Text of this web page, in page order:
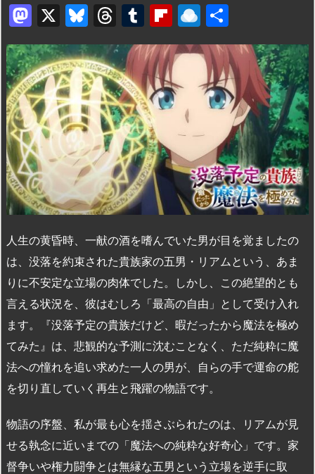
M
a
st
o
d
o
n
X
Bl
u
e
s
k
y
T
hr
e
a
d
s
T
u
m
bl
r
Fl
ip
b
o
ar
d
R
ai
n
dr
o
p.
io
有
人生の黄昏時、一献の酒を嗜んでいた男が目を覚ましたの
は、没落を約束された貴族家の五男・リアムという、あま
りに不安定な立場の肉体でした。しかし、この絶望的とも
言える状況を、彼はむしろ「最高の自由」として受け入れ
ます。『没落予定の貴族だけど、暇だったから魔法を極め
てみた』は、悲観的な予測に沈むことなく、ただ純粋に魔
法への憧れを追い求めた一人の男が、自らの手で運命の舵
を切り直していく再生と飛躍の物語です。
物語の序盤、私が最も心を揺さぶられたのは、リアムが見
せる執念に近いまでの「魔法への純粋な好奇心」です。家
督争いや権力闘争とは無縁な五男という立場を逆手に取